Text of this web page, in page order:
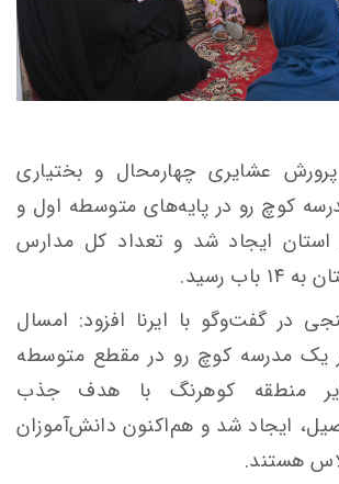
عشایری چهارمحال و بختیاری
۲ مدرسه کوچ رو در پایه‌های متوسطه اول و
استان ایجاد شد و تعداد کل مدارس
رسید.
در گفت‌وگو با ایرنا افزود: امسال
یک مدرسه کوچ‌ رو در مقطع متوسطه
منطقه کوهرنگ با هدف جذب
ایجاد شد و هم‌اکنون دانش‌آموزان
هستند.